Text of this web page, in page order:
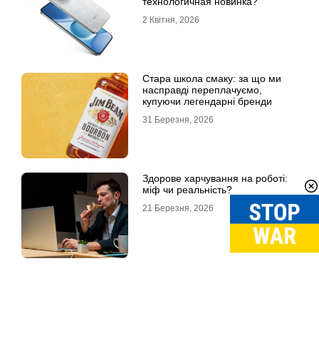
2 Квітня, 2026
Стара школа смаку: за що ми
насправді переплачуємо,
купуючи легендарні бренди
31 Березня, 2026
Здорове харчування на роботі:
міф чи реальність?
21 Березня, 2026